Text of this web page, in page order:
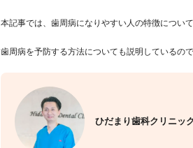
本記事では、歯周病になりやすい人の特徴につい
歯周病を予防する方法についても説明しているの
ひだまり歯科クリニッ